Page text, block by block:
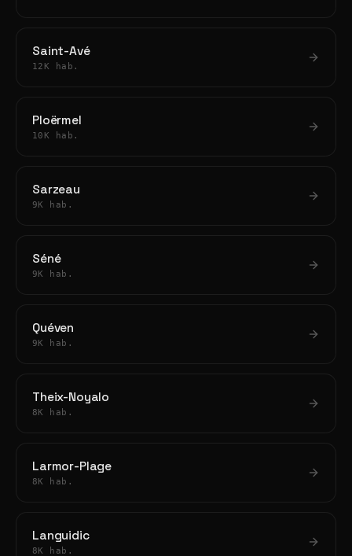
Saint-Avé
12K hab.
Ploërmel
10K hab.
Sarzeau
9K hab.
Séné
9K hab.
Quéven
9K hab.
Theix-Noyalo
8K hab.
Larmor-Plage
8K hab.
Languidic
8K hab.